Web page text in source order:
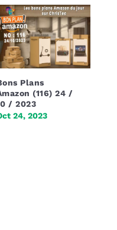
Plans
(116) 24 /
/ 2023
24, 2023